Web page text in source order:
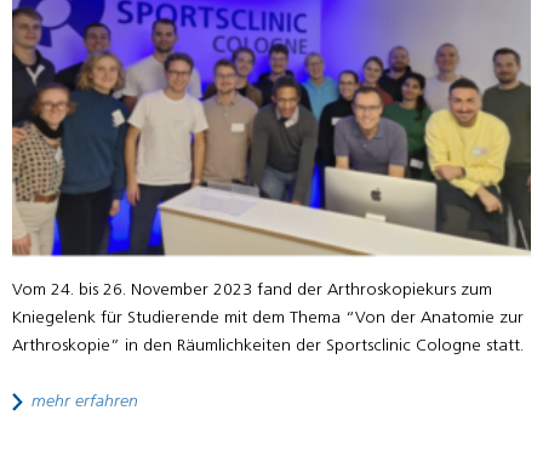
Vom 24. bis 26. November 2023 fand der Arthroskopiekurs zum
Kniegelenk für Studierende mit dem Thema “Von der Anatomie zur
Arthroskopie” in den Räumlichkeiten der Sportsclinic Cologne statt.
mehr erfahren